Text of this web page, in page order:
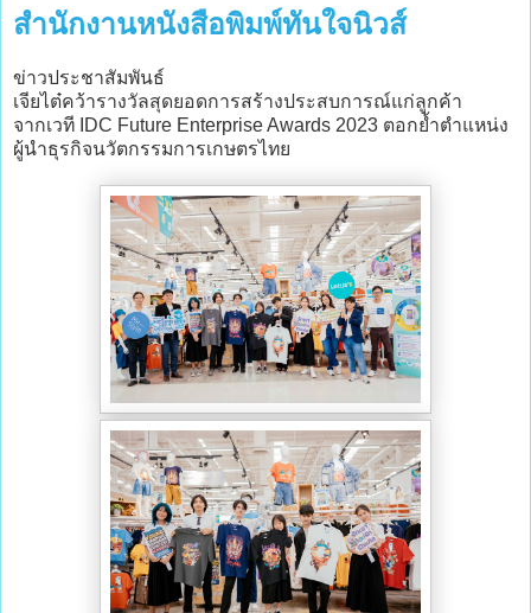
สำนักงานหนังสือพิมพ์ทันใจนิวส์
ข่าวประชาสัมพันธ์
เจียไต๋คว้ารางวัลสุดยอดการสร้างประสบการณ์แก่ลูกค้า
จากเวที IDC Future Enterprise Awards 2023 ตอกย้ำตำแหน่ง
ผู้นำธุรกิจนวัตกรรมการเกษตรไทย